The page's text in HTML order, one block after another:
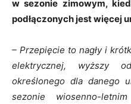
w sezonie zimowym,
podłączonych jest więcej
– Przepięcie to nagły i
elektrycznej, wyższy
określonego dla danego
sezonie wiosenno-